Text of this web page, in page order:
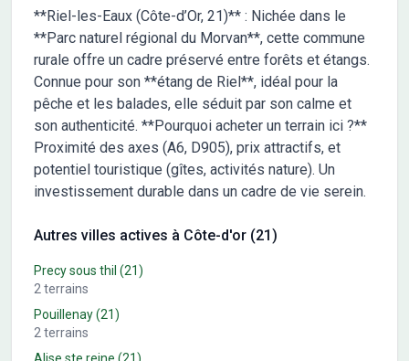
**Riel-les-Eaux (Côte-d’Or, 21)** : Nichée dans le
**Parc naturel régional du Morvan**, cette commune
rurale offre un cadre préservé entre forêts et étangs.
Connue pour son **étang de Riel**, idéal pour la
pêche et les balades, elle séduit par son calme et
son authenticité. **Pourquoi acheter un terrain ici ?**
Proximité des axes (A6, D905), prix attractifs, et
potentiel touristique (gîtes, activités nature). Un
investissement durable dans un cadre de vie serein.
Autres villes actives à Côte-d'or (21)
Precy sous thil (21)
2terrains
Pouillenay(21)
2terrains